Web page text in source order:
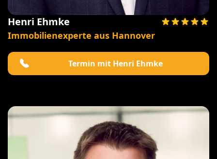
Henri Ehmke
Immobilienexperte aus Hannover
Termin mit Henri Ehmke